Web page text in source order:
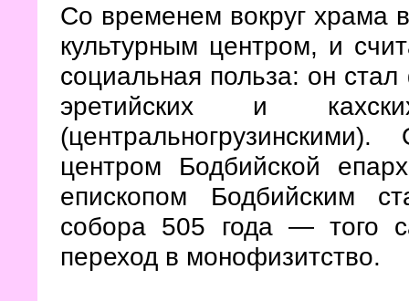
Со временем вокруг храма
культурным центром, и
социальная польза: он
эретийских и
центром Бодбийской
епископом Бодбийским
собора 505 года — того
переход в монофизитство.